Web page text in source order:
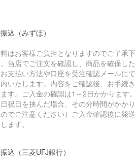
込（みずほ）
はお客様ご負担となりますのでご了承下
当店でご注文を確認し、商品を確保した
支払い方法や口座を受注確認メールにて
いたします。内容をご確認後、お手続き
す。ご入金の確認は1～2日かかります。
日祝日を挟んだ場合、その分時間がかかり
でご注意ください）ご入金確認後に発送
ます。
込（三菱UFJ銀行）